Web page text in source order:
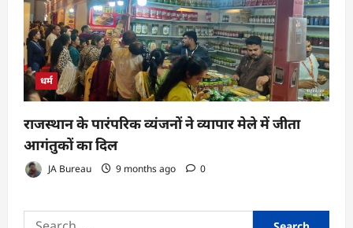
धर्म
राजस्थान के पारंपरिक व्यंजनों ने व्यापार मेले में जीता
आगंतुकों का दिल
JA Bureau 9 months ago 0
Search